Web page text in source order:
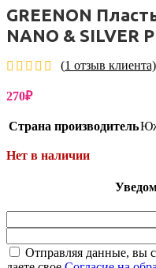
GREENON
NANO & SILVER
(1 отзыв клиента)
270₽
Страна производитель
Нет в наличии
Отправляя данные, вы